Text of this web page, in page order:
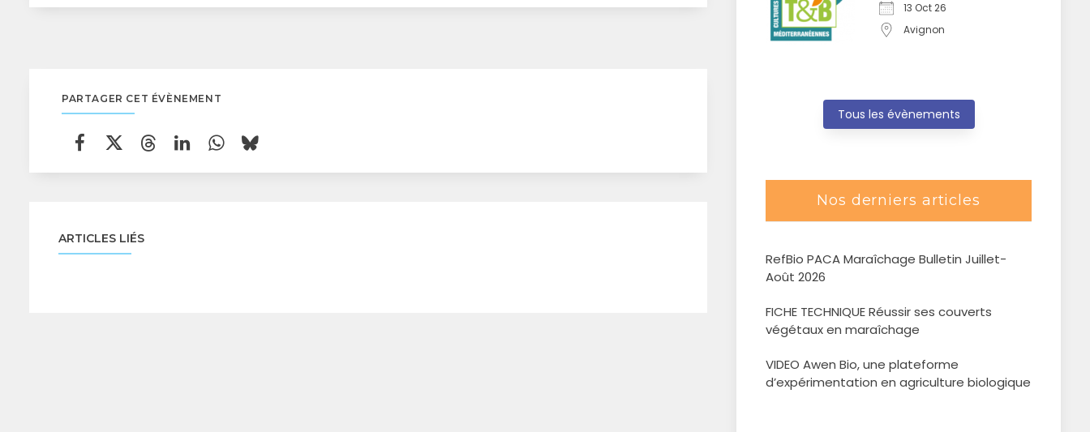
PARTAGER CET ÉVÈNEMENT
ARTICLES LIÉS
13 Oct 26
Avignon
Tous les évènements
Nos derniers articles
RefBio PACA Maraîchage Bulletin Juillet-
Août 2026
FICHE TECHNIQUE Réussir ses couverts
végétaux en maraîchage
VIDEO Awen Bio, une plateforme
d’expérimentation en agriculture biologique